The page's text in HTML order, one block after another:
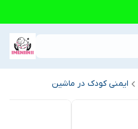
ایمنی کودک در ماشین